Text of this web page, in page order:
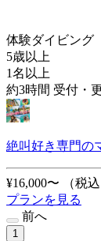
体験ダイビング
5歳以上
1名以上
約3時間 受付・
絶叫好き専門の
¥16,000〜
（税込
プランを見る
前へ
1